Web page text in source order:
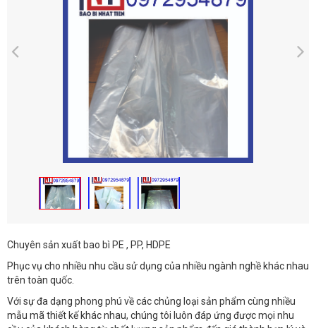
Chuyên sản xuất bao bì PE , PP, HDPE
Phục vụ cho nhiều nhu cầu sử dụng của nhiều ngành nghề khác nhau
trên toàn quốc.
Với sự đa dạng phong phú về các chủng loại sản phẩm cùng nhiều
mẫu mã thiết kế khác nhau, chúng tôi luôn đáp ứng được mọi nhu